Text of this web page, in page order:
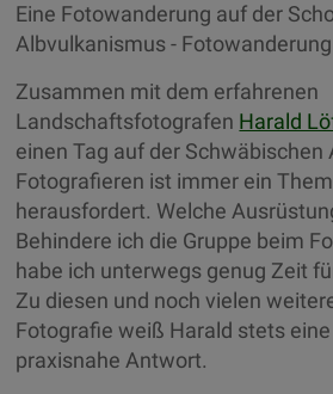
Eine Fotowanderung auf der
Albvulkanismus - Fotowanderung
Zusammen mit dem erfahrenen
Landschaftsfotografen Harald
einen Tag auf der Schwäbischen
Fotografieren ist immer ein
herausfordert. Welche
Behindere ich die Gruppe beim
habe ich unterwegs genug Zeit
Zu diesen und noch vielen
Fotografie weiß Harald stets
praxisnahe Antwort.